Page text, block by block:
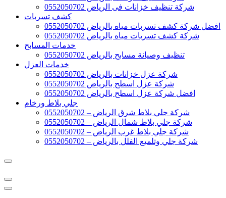
شركة تنظيف خزانات فى الرياض 0552050702
كشف تسربات
افضل شركة كشف تسربات مياه بالرياض 0552050702
شركة كشف تسربات مياه بالرياض 0552050702
خدمات المسابح
تنظيف وصيانة مسابح بالرياض 0552050702
خدمات العزل
شركة عزل خزانات بالرياض 0552050702
شركة عزل اسطح بالرياض 0552050702
افضل شركة عزل اسطح بالرياض 0552050702
جلي بلاط ورخام
شركة جلي بلاط شرق الرياض – 0552050702
شركة جلي بلاط شمال الرياض – 0552050702
شركة جلي بلاط غرب الرياض – 0552050702
شركة جلي وتلميع الفلل بالرياض – 0552050702